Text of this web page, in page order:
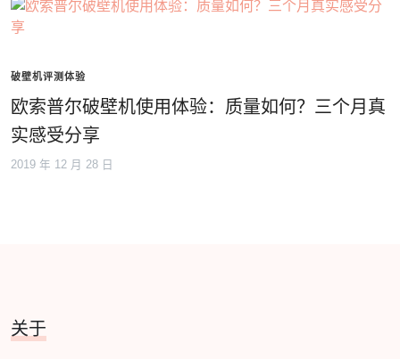
破壁机评测体验
欧索普尔破壁机使用体验：质量如何？三个月真
实感受分享
2019 年 12 月 28 日
关于